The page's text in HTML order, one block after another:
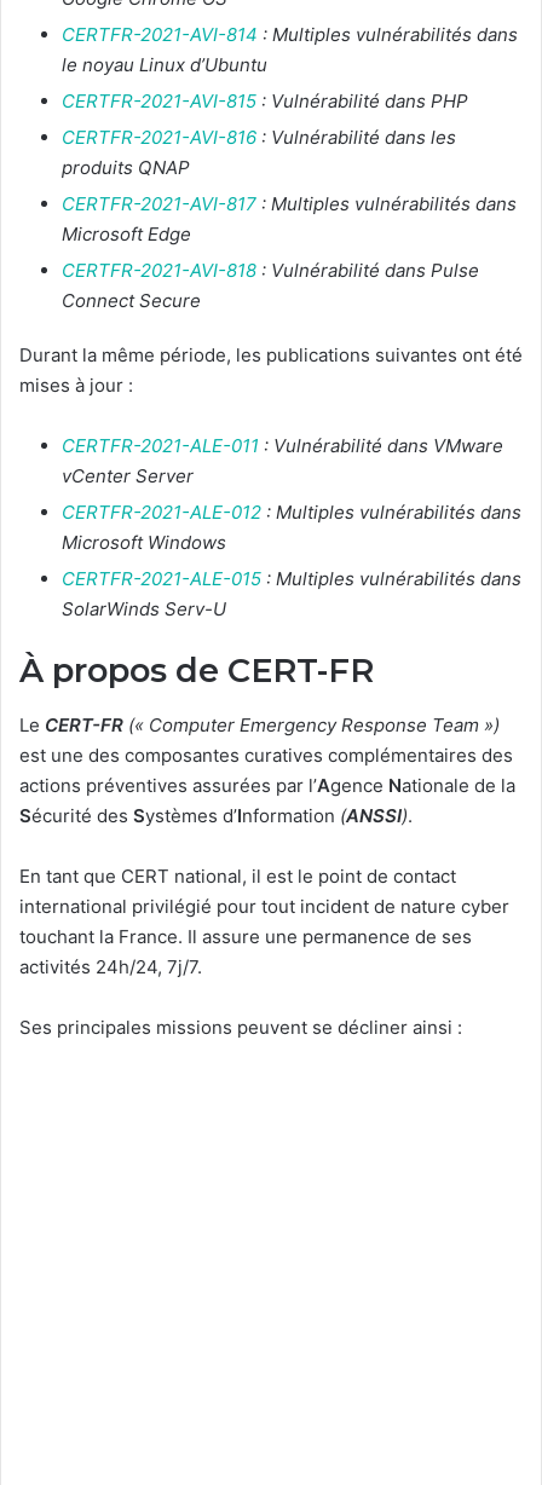
CERTFR-2021-AVI-814 : Multiples vulnérabilités dans
le noyau Linux d’Ubuntu
CERTFR-2021-AVI-815 : Vulnérabilité dans PHP
CERTFR-2021-AVI-816 : Vulnérabilité dans les
produits QNAP
CERTFR-2021-AVI-817 : Multiples vulnérabilités dans
Microsoft Edge
CERTFR-2021-AVI-818 : Vulnérabilité dans Pulse
Connect Secure
Durant la même période, les publications suivantes ont été
mises à jour :
CERTFR-2021-ALE-011 : Vulnérabilité dans VMware
vCenter Server
CERTFR-2021-ALE-012 : Multiples vulnérabilités dans
Microsoft Windows
CERTFR-2021-ALE-015 : Multiples vulnérabilités dans
SolarWinds Serv-U
À propos de CERT-FR
Le CERT-FR (« Computer Emergency Response Team »)
est une des composantes curatives complémentaires des
actions préventives assurées par l’Agence Nationale de la
Sécurité des Systèmes d’Information (ANSSI).
En tant que CERT national, il est le point de contact
international privilégié pour tout incident de nature cyber
touchant la France. Il assure une permanence de ses
activités 24h/24, 7j/7.
Ses principales missions peuvent se décliner ainsi :